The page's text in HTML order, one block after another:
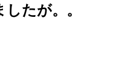
たが。。